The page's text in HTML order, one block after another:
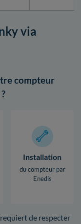
via
compteur
Installation
du compteur par
Enedis
de respecter